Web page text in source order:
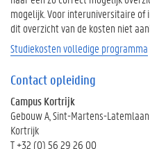
mogelijk. Voor interuniversitaire
dit overzicht van de kosten niet
Studiekosten volledige programma
Contact opleiding
Campus Kortrijk
Gebouw A, Sint-Martens-
Kortrijk
T +32 (0) 56 29 26 00